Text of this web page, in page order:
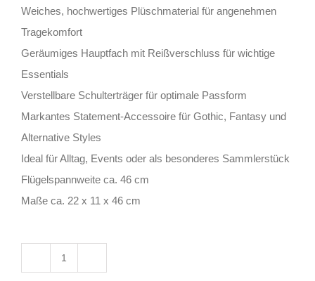
Weiches, hochwertiges Plüschmaterial für angenehmen
Tragekomfort
Geräumiges Hauptfach mit Reißverschluss für wichtige
Essentials
Verstellbare Schulterträger für optimale Passform
Markantes Statement-Accessoire für Gothic, Fantasy und
Alternative Styles
Ideal für Alltag, Events oder als besonderes Sammlerstück
Flügelspannweite ca. 46 cm
Maße ca. 22 x 11 x 46 cm